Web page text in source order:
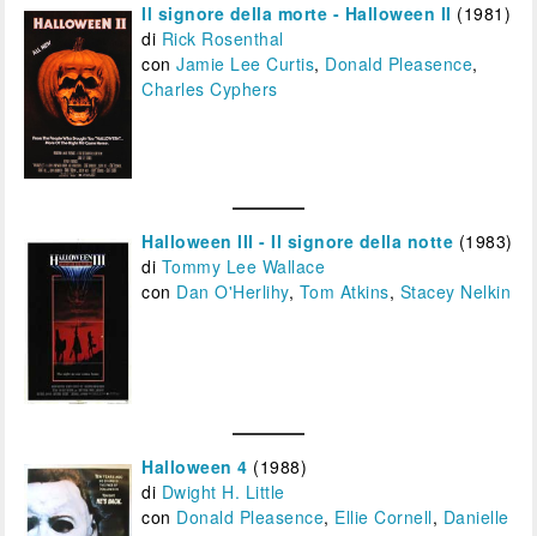
Il signore della morte - Halloween II (1981)
di Rick Rosenthal
conJamie Lee Curtis, Donald Pleasence,
Charles Cyphers
Halloween III - Il signore della notte (1983)
di Tommy Lee Wallace
con Dan O'Herlihy, Tom Atkins, Stacey Nelkin
Halloween 4 (1988)
di Dwight H. Little
con Donald Pleasence, Ellie Cornell, Danielle